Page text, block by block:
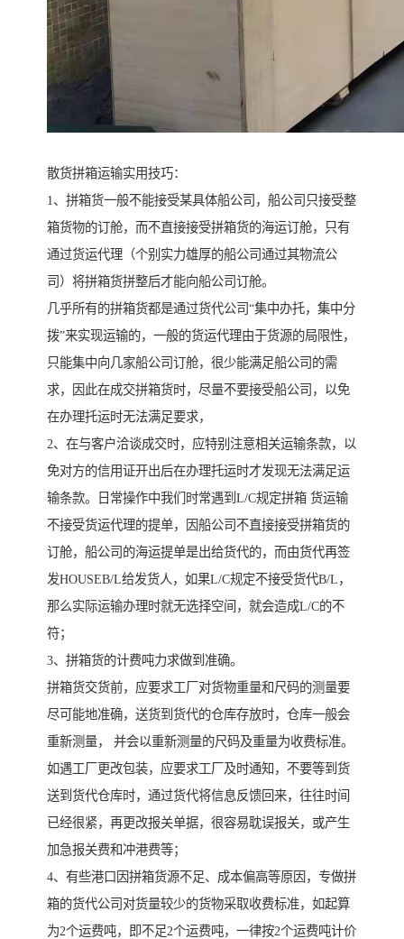
散货拼箱运输实用技巧：
1、拼箱货一般不能接受某具体船公司，船公司只接受整
箱货物的订舱，而不直接接受拼箱货的海运订舱，只有
通过货运代理（个别实力雄厚的船公司通过其物流公
司）将拼箱货拼整后才能向船公司订舱。
几乎所有的拼箱货都是通过货代公司“集中办托，集中分
拨”来实现运输的，一般的货运代理由于货源的局限性，
只能集中向几家船公司订舱，很少能满足船公司的需
求，因此在成交拼箱货时，尽量不要接受船公司，以免
在办理托运时无法满足要求，
2、在与客户洽谈成交时，应特别注意相关运输条款，以
免对方的信用证开出后在办理托运时才发现无法满足运
输条款。日常操作中我们时常遇到L/C规定拼箱 货运输
不接受货运代理的提单，因船公司不直接接受拼箱货的
订舱，船公司的海运提单是出给货代的，而由货代再签
发HOUSEB/L给发货人，如果L/C规定不接受货代B/L，
那么实际运输办理时就无选择空间，就会造成L/C的不
符；
3、拼箱货的计费吨力求做到准确。
拼箱货交货前，应要求工厂对货物重量和尺码的测量要
尽可能地准确，送货到货代的仓库存放时，仓库一般会
重新测量， 并会以重新测量的尺码及重量为收费标准。
如遇工厂更改包装，应要求工厂及时通知，不要等到货
送到货代仓库时，通过货代将信息反馈回来，往往时间
已经很紧，再更改报关单据，很容易耽误报关，或产生
加急报关费和冲港费等；
4、有些港口因拼箱货源不足、成本偏高等原因，专做拼
箱的货代公司对货量较少的货物采取收费标准，如起算
为2个运费吨，即不足2个运费吨，一律按2个运费吨计价